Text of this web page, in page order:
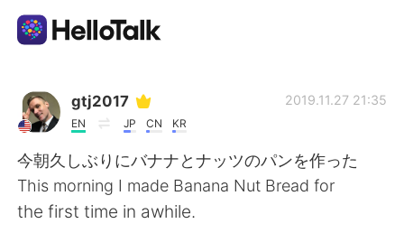
Dil Değişimi Uygulaması
Türkçe
gtj2017
EN JP CN KR
2019.11.27 21:35
今朝久しぶりにバナナとナッツのパンを作った
This morning I made Banana Nut Bread for
the first time in awhile.